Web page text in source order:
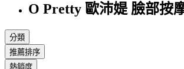
O Pretty 歐沛媞 臉部按
分類
推薦排序
熱銷度